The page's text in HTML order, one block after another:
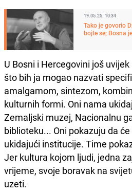
19.05.25. 10:34
Tako je govorio
bojte se; Bosna
U Bosni i Hercegovini još
što bih ja mogao nazvati
amalgamom, sintezom,
kulturnih formi. Oni nama
Zemaljski muzej, Nacionalnu
biblioteku... Oni pokazuju da
ukidajući institucije. Time
Jer kultura kojom ljudi, jedna
vrijeme, svoje boravak na
uzeti.